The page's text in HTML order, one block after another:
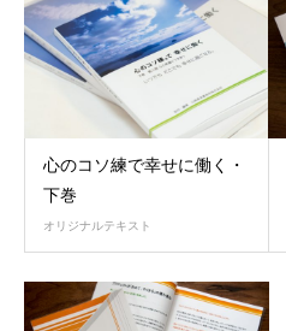
心のコソ練で幸せに働く・
下巻
オリジナルテキスト